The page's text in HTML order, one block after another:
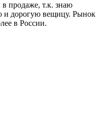
продаже, т.к. знаю
и дорогую вещицу. Рынок
в России.